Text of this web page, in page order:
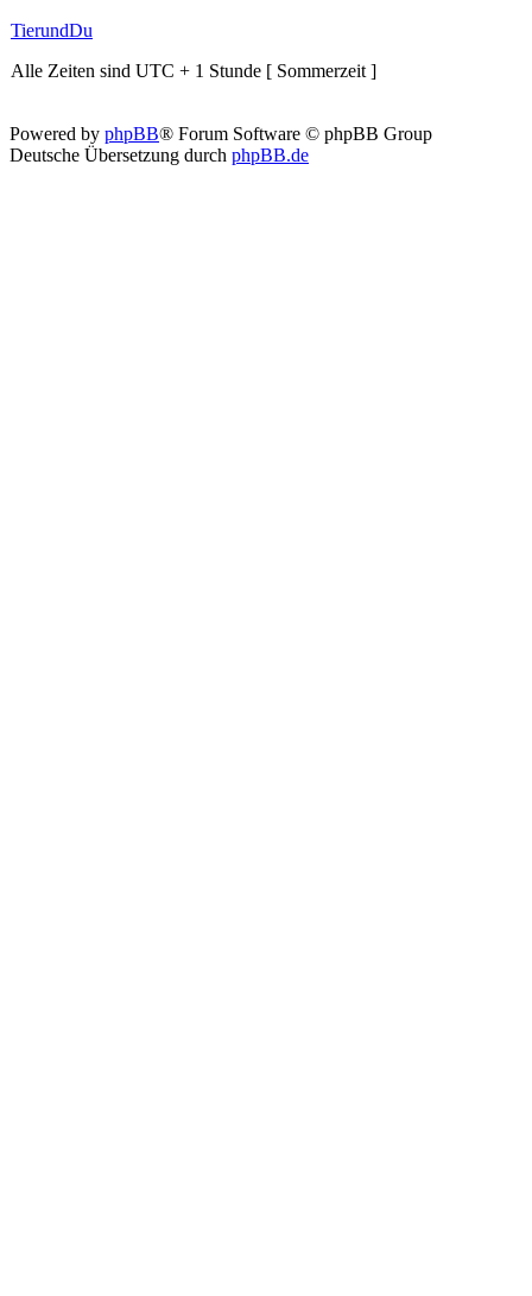
TierundDu
Alle Zeiten sind UTC + 1 Stunde [ Sommerzeit ]
Powered by phpBB® Forum Software © phpBB Group
Deutsche Übersetzung durch phpBB.de